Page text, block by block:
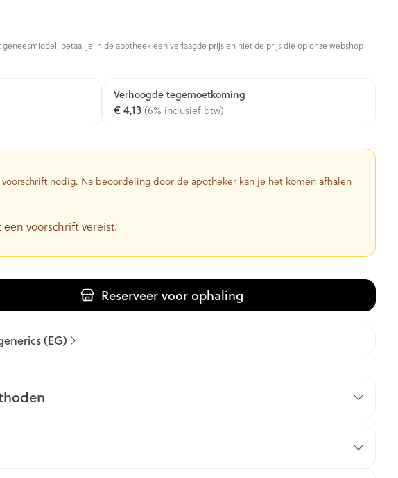
betaal je in de apotheek een verlaagde prijs en niet de prijs die op onze webshop
Verhoogde tegemoetkoming
€ 4,13 (6% inclusief btw)
nodig. Na beoordeling door de apotheker kan je het komen afhalen
voorschrift vereist.
Reserveervoor ophaling
(EG)